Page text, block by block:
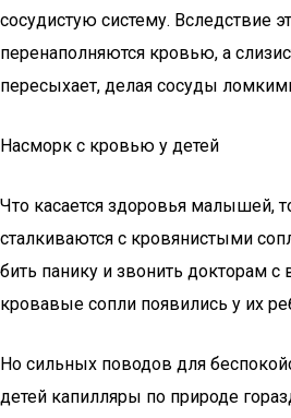
сосудистую систему. Вследствие
перенаполняются кровью, а
пересыхает, делая сосуды
Насморк с кровью у детей
Что касается здоровья малышей,
сталкиваются с кровянистыми
бить панику и звонить докторам
кровавые сопли появились у их
Но сильных поводов для
детей капилляры по природе